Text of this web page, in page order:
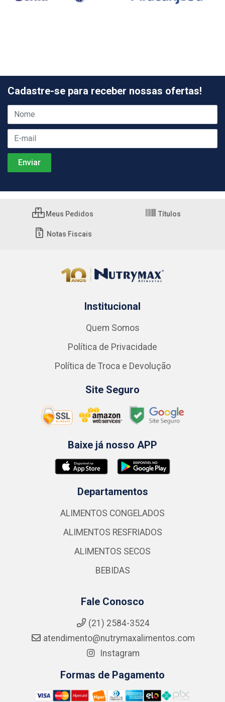
Cadastre-se para receber nossas ofertas!
Meus Pedidos Títulos
Notas Fiscais
Institucional
Quem Somos
Política de Privacidade
Política de Troca e Devolução
Site Seguro
Baixe já nosso APP
Departamentos
ALIMENTOS CONGELADOS
ALIMENTOS RESFRIADOS
ALIMENTOS SECOS
BEBIDAS
Fale Conosco
(21) 2584-3524
atendimento@nutrymaxalimentos.com
Instagram
Formas de Pagamento